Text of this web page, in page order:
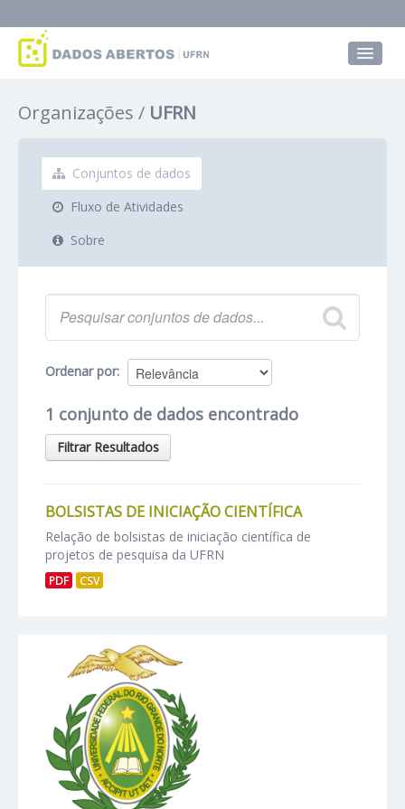
Grupos
Sobre
Organizações UFRN
Conjuntos de dados
Fluxo de Atividades
Sobre
Ordenar por
1 conjunto de dados encontrado
Filtrar Resultados
BOLSISTAS DE INICIAÇÃO CIENTÍFICA
Relação de bolsistas de iniciação científica de
projetos de pesquisa da UFRN
PDF CSV